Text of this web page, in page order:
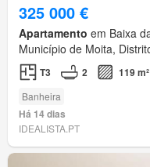
325 000 €
Apartamento em Baixa
Município de Moita,
T3 2 119 m²
Banheira
Há 14 dias
IDEALISTA.PT